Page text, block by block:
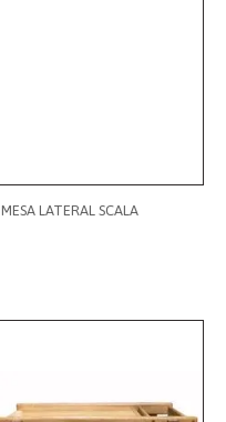
MESA LATERAL SCALA